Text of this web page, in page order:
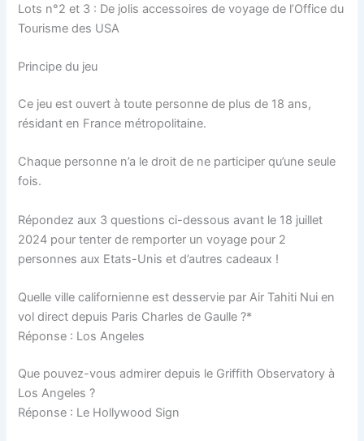
Lots n°2 et 3 : De jolis accessoires de voyage de l’Office du
Tourisme des USA
Principe du jeu
Ce jeu est ouvert à toute personne de plus de 18 ans,
résidant en France métropolitaine.
Chaque personne n’a le droit de ne participer qu’une seule
fois.
Répondez aux 3 questions ci-dessous avant le 18 juillet
2024 pour tenter de remporter un voyage pour 2
personnes aux Etats-Unis et d’autres cadeaux !
Quelle ville californienne est desservie par Air Tahiti Nui en
vol direct depuis Paris Charles de Gaulle ?*
Réponse : Los Angeles
Que pouvez-vous admirer depuis le Griffith Observatory à
Los Angeles ?
Réponse : Le Hollywood Sign